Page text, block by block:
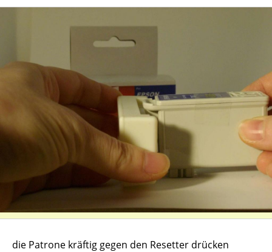
die Patrone kräftig gegen den Resetter drücken